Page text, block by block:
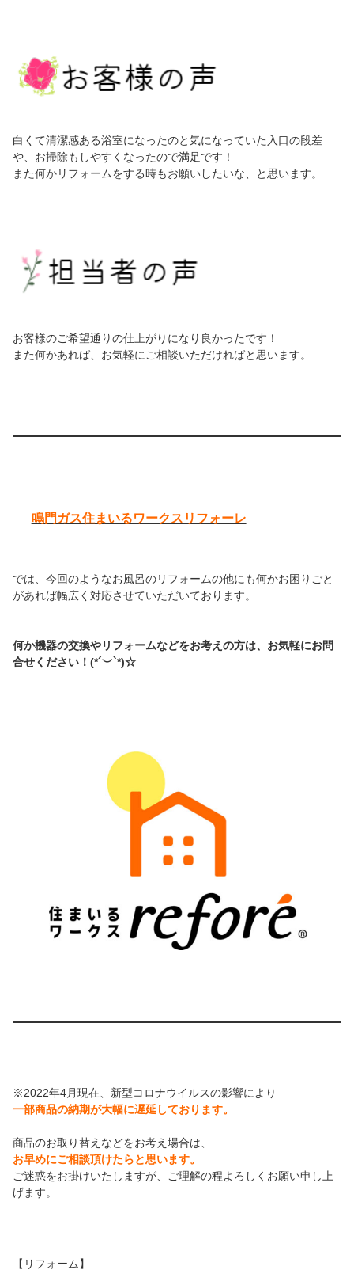
白くて清潔感ある浴室になったのと気になっていた入口の段差
や、お掃除もしやすくなったので満足です！
また何かリフォームをする時もお願いしたいな、と思います。
お客様のご希望通りの仕上がりになり良かったです！
また何かあれば、お気軽にご相談いただければと思います。
鳴門ガス住まいるワークスリフォーレ
では、今回のようなお風呂のリフォームの他にも何かお困りごと
があれば幅広く対応させていただいております。
何か機器の交換やリフォームなどをお考えの方は、お気軽にお問
合せください！(*´︶`*)☆
※2022年4月現在、新型コロナウイルスの影響により
一部商品の納期が大幅に遅延しております。
商品のお取り替えなどをお考え場合は、
お早めにご相談頂けたらと思います。
ご迷惑をお掛けいたしますが、ご理解の程よろしくお願い申し上
げます。
【リフォーム】